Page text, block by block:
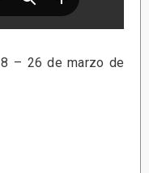
26 de marzo de